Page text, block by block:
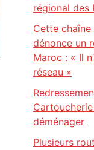
régional des
Cette
dénonce un
Maroc : « Il
réseau »
déménager
Plusieurs